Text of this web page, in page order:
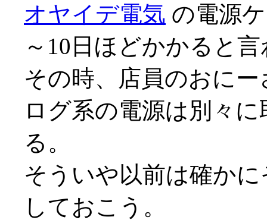
オヤイデ電気 の電源
～10日ほどかかると
その時、店員のおに
ログ系の電源は別々
る。
そういや以前は確か
しておこう。